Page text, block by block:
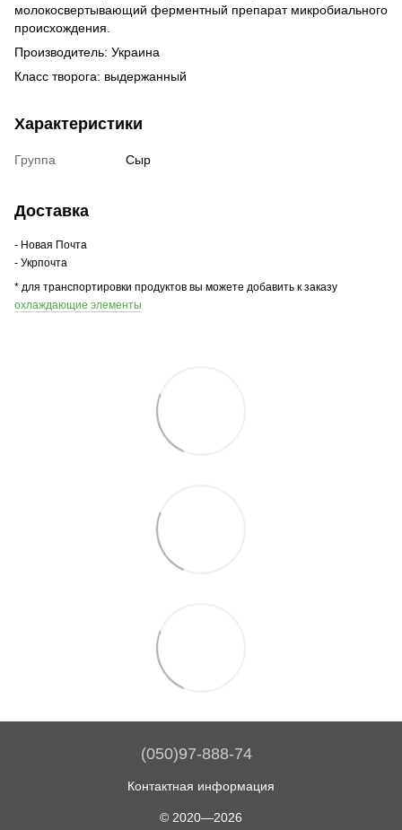
молокосвертывающий ферментный препарат микробиального
происхождения.
Производитель: Украина
Класс творога: выдержанный
Характеристики
Группа Сыр
Доставка
- Новая Почта
- Укрпочта
* для транспортировки продуктов вы можете добавить к заказу
охлаждающие элементы
(050)97-888-74
Контактная информация
© 2020—2026